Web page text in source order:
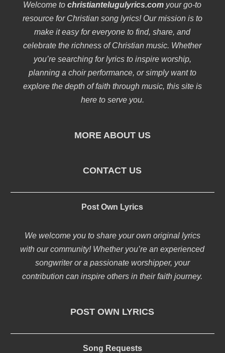
Welcome tochristiantelugulyrics.com your go-to
resource for Christian song lyrics! Our mission is to
make it easy for everyone to find, share, and
celebrate the richness of Christian music. Whether
you’re searching for lyrics to inspire worship,
planning a choir performance, or simply want to
explore the depth of faith through music, this site is
here to serve you.
MORE ABOUT US
CONTACT US
Post Own Lyrics
We welcome you to share your own original lyrics
with our community! Whether you’re an experienced
songwriter or a passionate worshipper, your
contribution can inspire others in their faith journey.
POST OWN LYRICS
Song Requests